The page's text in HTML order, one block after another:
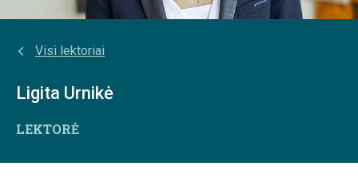
Visi lektoriai
Ligita Urnikė
LEKTORĖ